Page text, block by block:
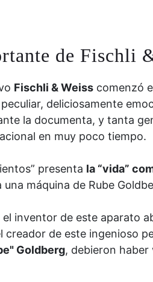
de Fischli
Fischli & Weiss comenzó
deliciosamente
la documenta, y tanta
en muy poco tiempo.
presenta la “vida”
máquina de Rube
inventor de este aparato
creador de este ingenioso
Goldberg, debieron haber